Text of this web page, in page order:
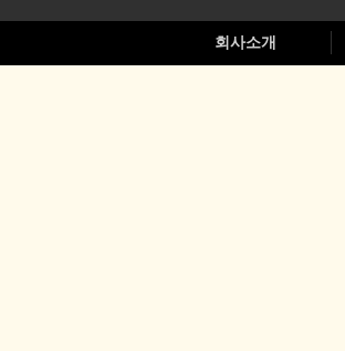
회사소개